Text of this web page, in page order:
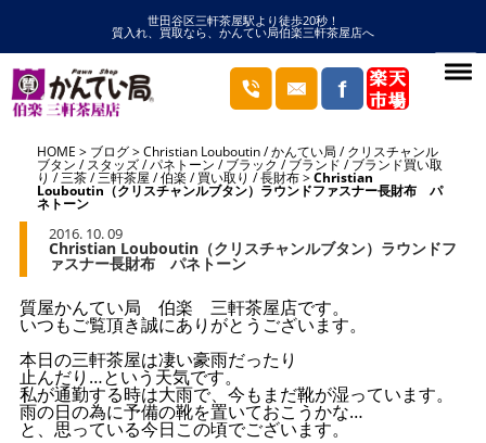
世田谷区三軒茶屋駅より徒歩20秒！
質入れ、買取なら、かんてい局伯楽三軒茶屋店へ
HOME ブログ Christian Louboutin/かんてい局 /クリスチャンル
ブタン /スタッズ/パネトーン /ブラック/ブランド /ブランド買い取
り /三茶/三軒茶屋 /伯楽/買い取り /長財布 Christian
Louboutin（クリスチャンルブタン）ラウンドファスナー長財布 パ
ネトーン
2016. 10. 09
Christian Louboutin（クリスチャンルブタン）ラウンドフ
ァスナー長財布 パネトーン
質屋かんてい局 伯楽 三軒茶屋店です。
いつもご覧頂き誠にありがとうございます。
本日の三軒茶屋は凄い豪雨だったり
止んだり…という天気です。
私が通勤する時は大雨で、今もまだ靴が湿っています。
雨の日の為に予備の靴を置いておこうかな…
と、思っている今日この頃でございます。